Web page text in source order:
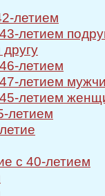
летием
летием
летием
летием
летием
летием
с 40-летием